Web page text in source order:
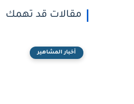
مقالات قد تهمك
أخبار المشاهير